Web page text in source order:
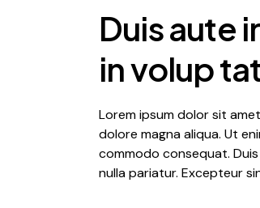
Duis aute
in volup
Lorem ipsum dolor sit
dolore magna aliqua. Ut
commodo consequat.
nulla pariatur. Excepteur